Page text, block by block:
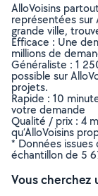
AlloVoisins
représentées sur
grande ville,
Efficace : Une
millions de
Généraliste : 1
possible sur
projets.
Rapide : 10
votre demande
Qualité / prix : 4
qu’AlloVoisins
* Données issues
échantillon de 5
Vous cherchez